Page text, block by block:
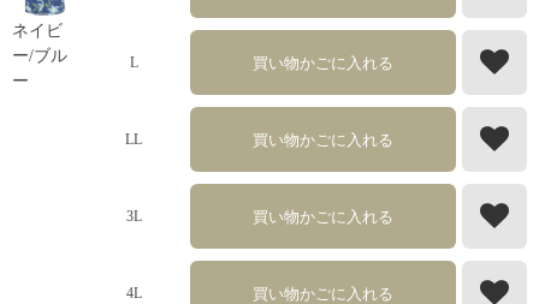
ネイビ
ー/ブル
ー
L 買い物かごに入れる
LL 買い物かごに入れる
3L 買い物かごに入れる
4L 買い物かごに入れる